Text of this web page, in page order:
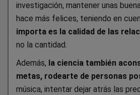
investigación, mantener unas
hace más felices, teniendo en
importa es la calidad de las
no la cantidad.
Además, la ciencia también
metas, rodearte de personas
música, intentar dejar atrás las